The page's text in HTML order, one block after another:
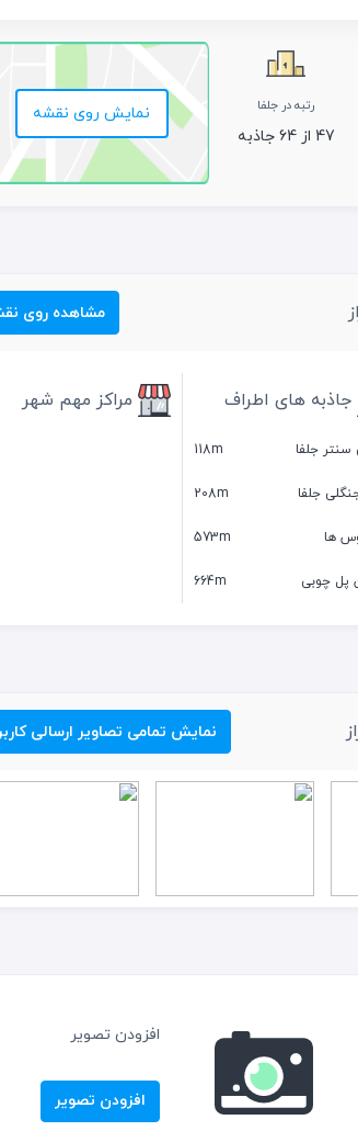
رتبه در جلفا
47 از 64 جاذبه
نمایش روی نقشه
مشاهده روی
جاذبه های اطراف
جلفا 118m
جلفا 208m
ها 573m
پل چوبی 664m
مراکز مهم شهر
نمایش تمامی تصاویر ارسالی
افزودن تصویر
افزودن تصویر